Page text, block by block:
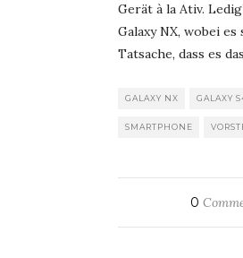
Gerät à la Ativ.
Galaxy NX, wobei
Tatsache, dass es
GALAXY NX GALAXY
SMARTPHONE
0